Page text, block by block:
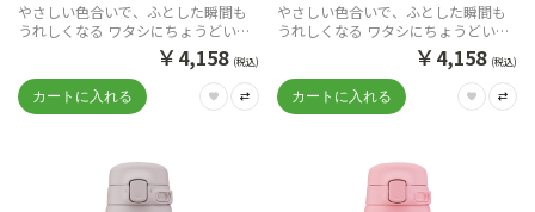
やさしい色合いで、ふとした瞬間も
うれしくなる ワタシにちょうどいい
￥4,158 (税込)
やさしい色合いで、ふとした瞬間も
うれしくなる ワタシにちょうどいい
￥4,158 (税込)